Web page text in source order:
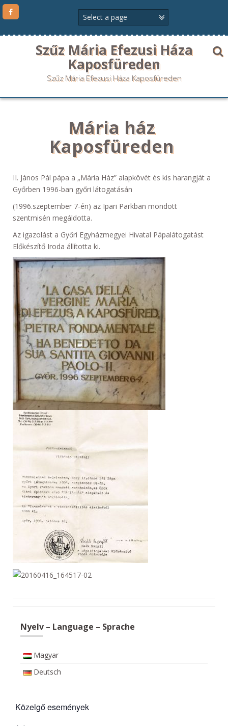
Szűz Mária Efezusi Háza
Kaposfüreden
Szűz Mária Efezusi Háza Kaposfüreden
Mária ház
Kaposfüreden
II. János Pál pápa a „Mária Ház” alapkövét és kis harangját a
Győrben 1996-ban győri látogatásán
(1996.szeptember 7-én) az Ipari Parkban mondott
szentmisén megáldotta.
Az igazolást a Győri Egyházmegyei Hivatal Pápalátogatást
Előkészítő Iroda állította ki.
Nyelv – Language – Sprache
Magyar
Deutsch
Közelgő események